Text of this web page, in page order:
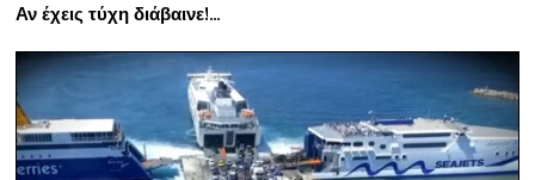
Αν έχεις τύχη διάβαινε!…